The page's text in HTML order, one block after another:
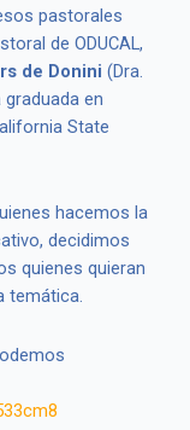
pastorales
de ODUCAL,
de Donini (Dra.
en
State
hacemos la
decidimos
quienes quieran
temática.